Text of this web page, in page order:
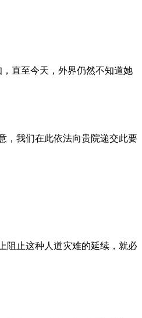
直至今天，外界仍然不知道她
，我们在此依法向贵院递交此要
阻止这种人道灾难的延续，就必